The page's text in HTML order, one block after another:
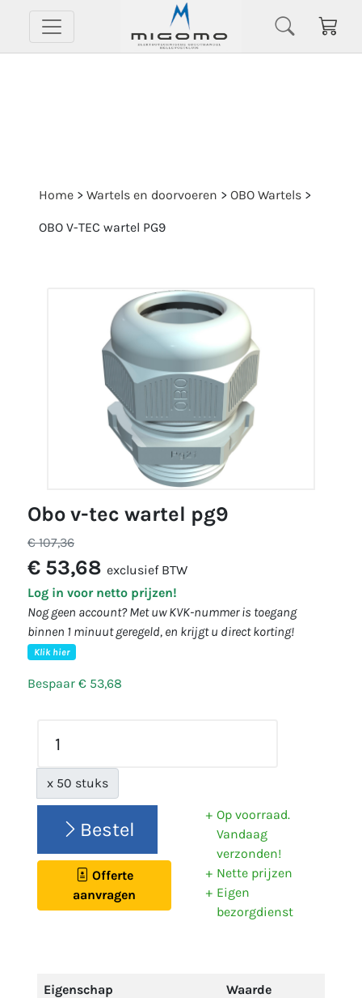
Home > Wartels en doorvoeren > OBO Wartels >
OBO V-TEC wartel PG9
obo v-tec wartel pg9
€ 107,36
€ 53,68 exclusief BTW
Log in voor netto prijzen!
Nog geen account? Met uw KVK-nummer is toegang
binnen 1 minuut geregeld, en krijgt u direct korting!
Klik hier
Bespaar € 53,68
x 50 stuks
Bestel
Offerte
aanvragen
Op voorraad.
Vandaag
verzonden!
Nette prijzen
Eigen
bezorgdienst
Eigenschap Waarde